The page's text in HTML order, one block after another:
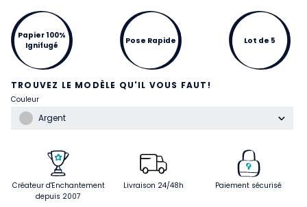
TROUVEZ LE MODÈLE QU'IL VOUS FAUT!
Couleur
Argent
Papier 100%
Ignifugé
Pose Rapide Lot de 5
Créateur d'Enchantement
depuis 2007
Livraison 24/48h Paiement sécurisé